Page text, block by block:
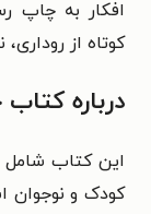
کوتاه از
درباره
کودک و نوجوان